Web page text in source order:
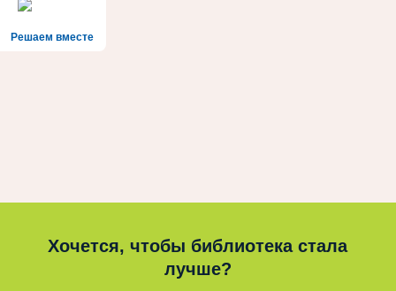
Решаем вместе
Хочется, чтобы библиотека стала
лучше?